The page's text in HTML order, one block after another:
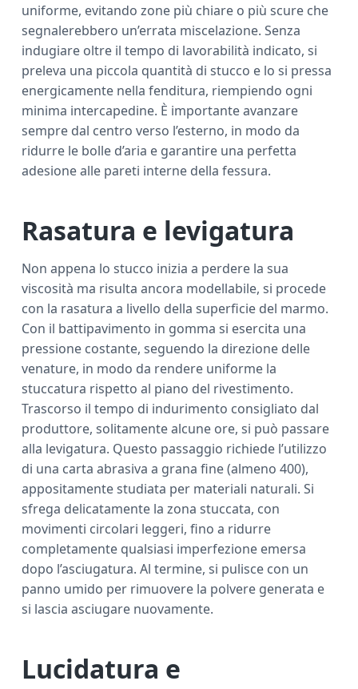
uniforme, evitando zone più chiare o più scure che
segnalerebbero un’errata miscelazione. Senza
indugiare oltre il tempo di lavorabilità indicato, si
preleva una piccola quantità di stucco e lo si pressa
energicamente nella fenditura, riempiendo ogni
minima intercapedine. È importante avanzare
sempre dal centro verso l’esterno, in modo da
ridurre le bolle d’aria e garantire una perfetta
adesione alle pareti interne della fessura.
Rasatura e levigatura
Non appena lo stucco inizia a perdere la sua
viscosità ma risulta ancora modellabile, si procede
con la rasatura a livello della superficie del marmo.
Con il battipavimento in gomma si esercita una
pressione costante, seguendo la direzione delle
venature, in modo da rendere uniforme la
stuccatura rispetto al piano del rivestimento.
Trascorso il tempo di indurimento consigliato dal
produttore, solitamente alcune ore, si può passare
alla levigatura. Questo passaggio richiede l’utilizzo
di una carta abrasiva a grana fine (almeno 400),
appositamente studiata per materiali naturali. Si
sfrega delicatamente la zona stuccata, con
movimenti circolari leggeri, fino a ridurre
completamente qualsiasi imperfezione emersa
dopo l’asciugatura. Al termine, si pulisce con un
panno umido per rimuovere la polvere generata e
si lascia asciugare nuovamente.
Lucidatura e